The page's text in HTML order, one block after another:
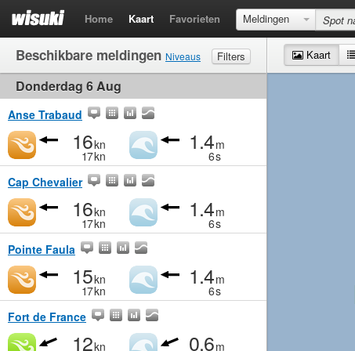
Home Kaart Favorieten Meldingen
Beschikbare meldingen Niveaus
Filters
Wind
Golven
Donderdag 6 Aug
Anse Trabaud
16kn
17kn
1.4m
6s
Cap Chevalier
16kn
17kn
1.4m
6s
Pointe Faula
15kn
17kn
1.4m
6s
Fort de France
12kn 0.6m
Kaart